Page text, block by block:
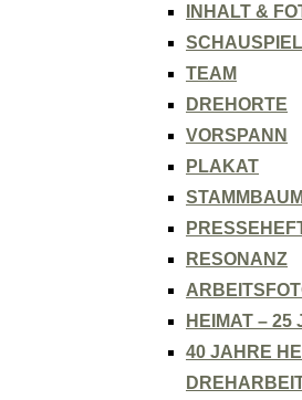
INHALT &
TEAM
DREHORTE
VORSPANN
PLAKAT
STAMMBAUM
RESONANZ
HEIMAT – 25
40 JAHRE